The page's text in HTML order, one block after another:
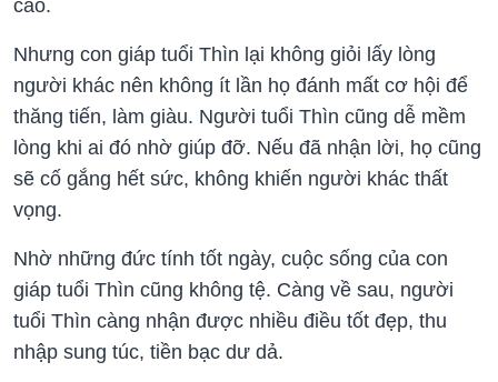
cao.
Nhưng con giáp tuổi Thìn lại không giỏi lấy lòng
người khác nên không ít lần họ đánh mất cơ hội để
thăng tiến, làm giàu. Người tuổi Thìn cũng dễ mềm
lòng khi ai đó nhờ giúp đỡ. Nếu đã nhận lời, họ cũng
sẽ cố gắng hết sức, không khiến người khác thất
vọng.
Nhờ những đức tính tốt ngày, cuộc sống của con
giáp tuổi Thìn cũng không tệ. Càng về sau, người
tuổi Thìn càng nhận được nhiều điều tốt đẹp, thu
nhập sung túc, tiền bạc dư dả.